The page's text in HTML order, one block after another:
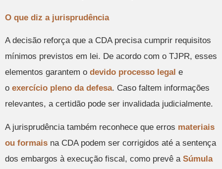
O que diz a jurisprudência
A decisão reforça que a CDA precisa cumprir requisitos
mínimos previstos em lei. De acordo com o TJPR, esses
elementos garantem o devido processo legal e
o exercício pleno da defesa. Caso faltem informações
relevantes, a certidão pode ser invalidada judicialmente.
A jurisprudência também reconhece que erros materiais
ou formais na CDA podem ser corrigidos até a sentença
dos embargos à execução fiscal, como prevê a Súmula